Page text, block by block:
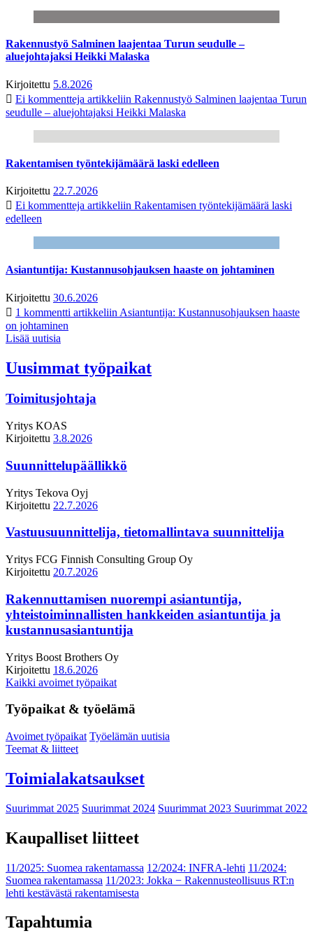
Rakennustyö Salminen laajentaa Turun seudulle –
aluejohtajaksi Heikki Malaska
Kirjoitettu 5.8.2026
Ei kommentteja artikkeliin Rakennustyö Salminen laajentaa Turun
seudulle – aluejohtajaksi Heikki Malaska
Rakentamisen työntekijämäärä laski edelleen
Kirjoitettu 22.7.2026
Ei kommentteja artikkeliin Rakentamisen työntekijämäärä laski
edelleen
Asiantuntija: Kustannusohjauksen haaste on johtaminen
Kirjoitettu 30.6.2026
1 kommentti artikkeliin Asiantuntija: Kustannusohjauksen haaste
on johtaminen
Lisää uutisia
Uusimmat työpaikat
Toimitusjohtaja
Yritys KOAS
Kirjoitettu 3.8.2026
Suunnittelupäällikkö
Yritys Tekova Oyj
Kirjoitettu 22.7.2026
Vastuusuunnittelija, tietomallintava suunnittelija
Yritys FCG Finnish Consulting Group Oy
Kirjoitettu 20.7.2026
Rakennuttamisen nuorempi asiantuntija,
yhteistoiminnallisten hankkeiden asiantuntija ja
kustannusasiantuntija
Yritys Boost Brothers Oy
Kirjoitettu 18.6.2026
Kaikki avoimet työpaikat
Työpaikat & työelämä
Avoimet työpaikat Työelämän uutisia
Teemat & liitteet
Toimialakatsaukset
Suurimmat 2025 Suurimmat 2024 Suurimmat 2023 Suurimmat 2022
Kaupalliset liitteet
11/2025: Suomea rakentamassa 12/2024: INFRA-lehti 11/2024:
Suomea rakentamassa 11/2023: Jokka − Rakennusteollisuus RT:n
lehti kestävästä rakentamisesta
Tapahtumia